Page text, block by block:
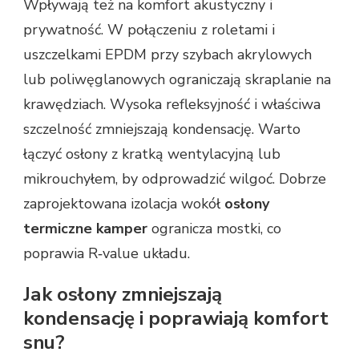
Wpływają też na komfort akustyczny i
prywatność. W połączeniu z roletami i
uszczelkami EPDM przy szybach akrylowych
lub poliwęglanowych ograniczają skraplanie na
krawędziach. Wysoka refleksyjność i właściwa
szczelność zmniejszają kondensację. Warto
łączyć osłony z kratką wentylacyjną lub
mikrouchyłem, by odprowadzić wilgoć. Dobrze
zaprojektowana izolacja wokół osłony
termiczne kamper ogranicza mostki, co
poprawia R‑value układu.
Jak osłony zmniejszają
kondensację i poprawiają komfort
snu?